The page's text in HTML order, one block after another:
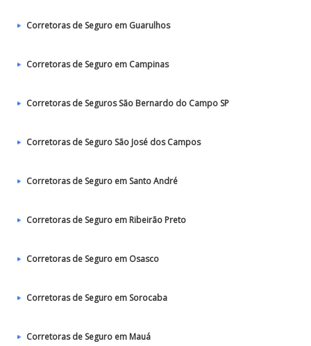
Corretoras de Seguro em Guarulhos
Corretoras de Seguro em Campinas
Corretoras de Seguros São Bernardo do Campo SP
Corretoras de Seguro São José dos Campos
Corretoras de Seguro em Santo André
Corretoras de Seguro em Ribeirão Preto
Corretoras de Seguro em Osasco
Corretoras de Seguro em Sorocaba
Corretoras de Seguro em Mauá